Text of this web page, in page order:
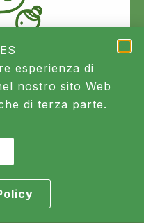
valutazione medica
comprendere la
e gli eventuali
esperienza di
nostro sito Web
di terza parte.